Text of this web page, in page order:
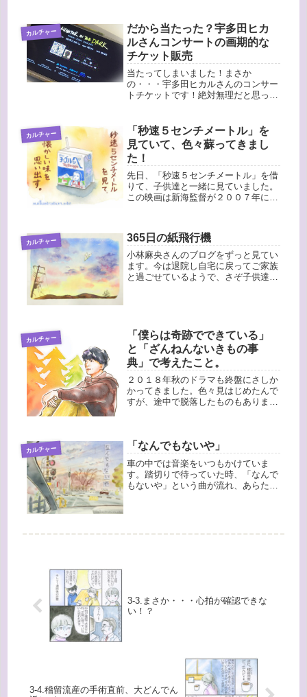
カルチャー
だから当たった？宇多田ヒカ
ルさんコンサートの画期的な
チケット販売
当たってしまいました！まさか
の・・・宇多田ヒカルさんのコンサー
トチケットです！絶対無理だと思って
のLaughter in the Dark Tour 2018のチ
ケット販売...
カルチャー
「秒速５センチメートル」を
見ていて、色々蘇ってきまし
た！
先日、「秒速５センチメートル」を借
りて、子供達と一緒に見ていました。
この映画は新海監督が２００７年に制
のですが、種子島でのシーンで思わず
「あっ！」と言ってしまいました。
そ...
カルチャー 365日の紙飛行機
小林麻央さんのブログをずっと見てい
ます。今は退院し自宅に戻ってご家族
と過ごせているようで、さぞ子供達も
カルチャー
「僕らは奇跡でできている」
と「ざんねんないきもの事
典」で考えたこと。
２０１８年秋のドラマも終盤にさしか
かってきました。色々見はじめたんで
すが、途中で脱落したものもありま
キワクワクするようなドラマではない
んで...
カルチャー 「なんでもないや」
車の中では音楽をいつもかけていま
す。踏切りで待っていた時、「なんで
もないや」という曲が流れ、あらため
3-3.まさか・・・心拍が確認できな
い！？
3-4.稽留流産の手術直前、大どんでん